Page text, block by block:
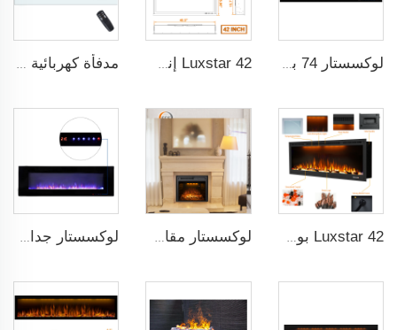
لوكسستار 74 بوصة مدفأة كهربائية ذكية داخلية مع تقنية اللهب بتكنولوجيا ضوء LED مع لهب LED Luxstar 42 إنش موقد كهربائي ذكي يمكن التحكم فيه من خلال التطبيق، مثبت داخل الجدار بشكل ذكي مع التحكم عن بعد مدفأة كهربائية جدارية بيضاء مقاس 50 بوصة من Luxstar مع شاشة لمس وبُعد التحكم عن بعد، ليس للتركيب المدمج، سخان منزلي